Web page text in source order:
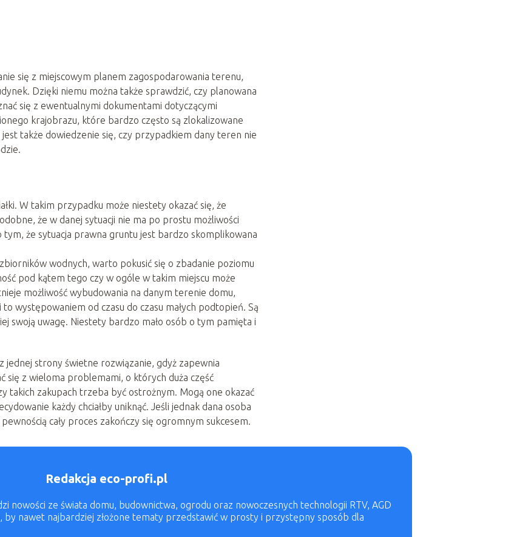
się z miejscowym planem zagospodarowania terenu,
Dzięki niemu można także sprawdzić, czy planowana
się z ewentualnymi dokumentami dotyczącymi
krajobrazu, które bardzo często są zlokalizowane
także dowiedzenie się, czy przypadkiem dany teren nie
W takim przypadku może niestety okazać się, że
że w danej sytuacji nie ma po prostu możliwości
że sytuacja prawna gruntu jest bardzo skomplikowana
wodnych, warto pokusić się o zbadanie poziomu
pod kątem tego czy w ogóle w takim miejscu może
możliwość wybudowania na danym terenie domu,
występowaniem od czasu do czasu małych podtopień. Są
swoją uwagę. Niestety bardzo mało osób o tym pamięta i
jednej strony świetne rozwiązanie, gdyż zapewnia
się z wieloma problemami, o których duża część
takich zakupach trzeba być ostrożnym. Mogą one okazać
każdy chciałby uniknąć. Jeśli jednak dana osoba
cały proces zakończy się ogromnym sukcesem.
Redakcja eco-profi.pl
nowości ze świata domu, budownictwa, ogrodu oraz nowoczesnych technologii RTV, AGD
by nawet najbardziej złożone tematy przedstawić w prosty i przystępny sposób dla